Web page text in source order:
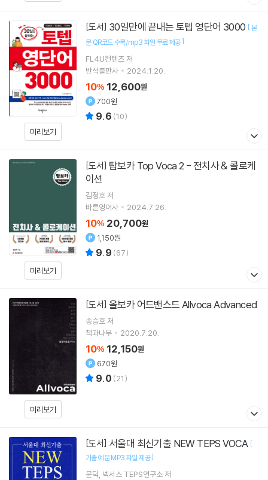
미리보기
[도서] 30일만에 끝내는 토텝 영단어 3000 [본
문 QR코드 수록/mp3 파일 무료 제공]
FL4U컨텐츠 저
반석출판사
2024.1.20.
10% 12,600원
700원
9.6 (10)
미리보기
[도서]
이션
김정호저
바른영어사
2024.7.26.
10% 20,700원
1,150원
9.9 (67)
미리보기
[도서] 올보카 어드밴스드 Allvoca Advanced
송승호저
책과나무
2020.7.20.
10% 12,150원
670원
9.0 (21)
[도서] 서울대 최신기출 NEW TEPS VOCA [
기출 예문 MP3 파일 제공]
문덕 넥서스 TEPS연구소 저